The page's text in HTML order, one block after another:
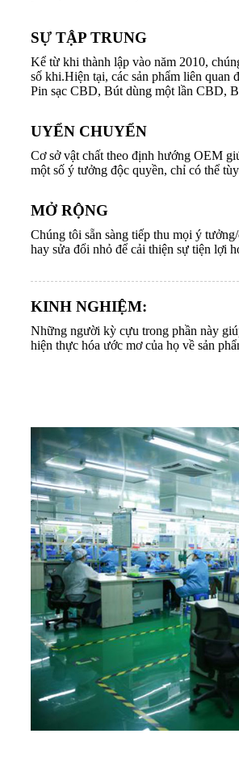
SỰ TẬP TRUNG
Kể từ khi thành lập vào năm 2010,
số khi.Hiện tại, các sản phẩm liên
Pin sạc CBD, Bút dùng một lần CBD,
UYỂN CHUYỂN
Cơ sở vật chất theo định hướng OEM
một số ý tưởng độc quyền, chỉ có thể
MỞ RỘNG
Chúng tôi sẵn sàng tiếp thu mọi ý
hay sửa đổi nhỏ để cải thiện sự tiện lợi
KINH NGHIỆM:
Những người kỳ cựu trong phần này
hiện thực hóa ước mơ của họ về sản